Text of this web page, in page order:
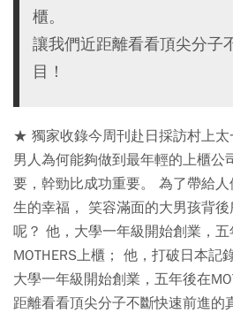
櫃。
讓我們近距離看看頂尖分子
目！
★ 獨家收錄今周刊赴日採訪村上
男人為何能夠做到最年輕的上櫃公
要，幹勁比成功重要。 為了帶給
生的幸福， 笑容滿面的大男孩背
呢？ 他，大學一年級開始創業，
MOTHERS上櫃； 他，打破日本記
大學一年級開始創業，五年後在
距離看看頂尖分子不斷快速前進的